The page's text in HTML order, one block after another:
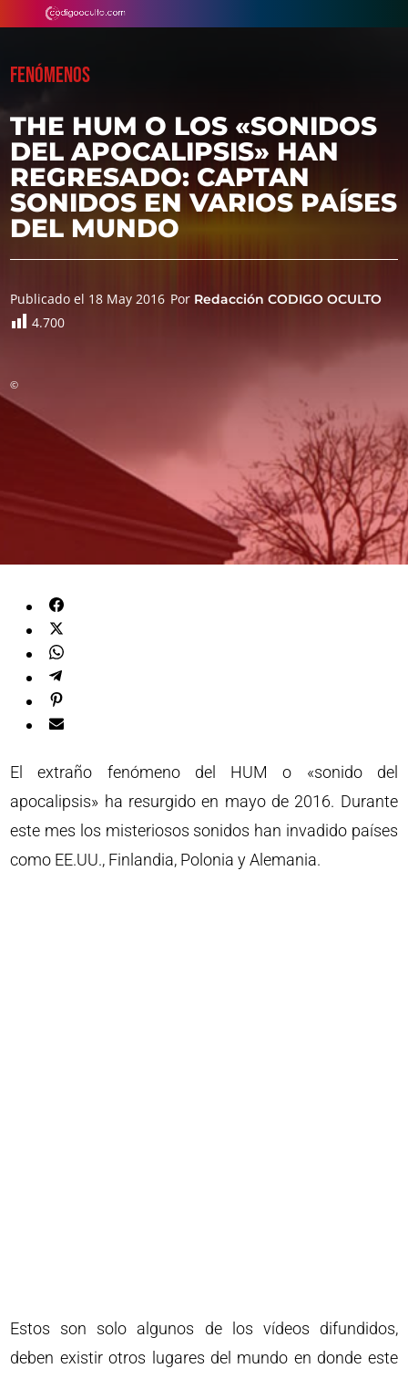
FENÓMENOS
THE HUM O LOS «SONIDOS
DEL APOCALIPSIS» HAN
REGRESADO: CAPTAN
SONIDOS EN VARIOS PAÍSES
DEL MUNDO
Publicado el 18 May 2016 Por Redacción CODIGO OCULTO
4.700
©
El extraño fenómeno del HUM o «sonido del
apocalipsis» ha resurgido en mayo de 2016. Durante
este mes los misteriosos sonidos han invadido países
como EE.UU., Finlandia, Polonia y Alemania.
Estos son solo algunos de los vídeos difundidos,
deben existir otros lugares del mundo en donde este